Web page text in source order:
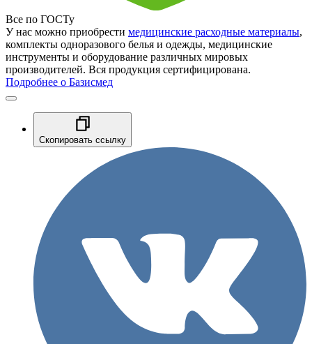
Все по ГОСТу
У нас можно приобрести медицинские расходные материалы,
комплекты одноразового белья и одежды, медицинские
инструменты и оборудование различных мировых
производителей. Вся продукция сертифицирована.
Подробнее о Базисмед
Скопировать ссылку